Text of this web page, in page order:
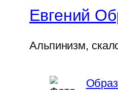
Евгений
Альпинизм,